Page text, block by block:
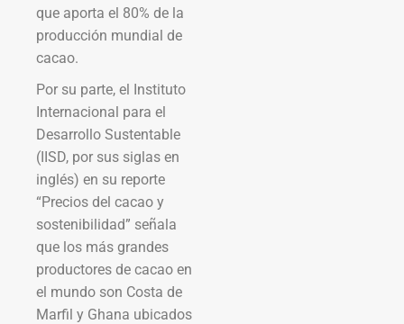
que aporta el 80% de la
producción mundial de
cacao.
Por su parte, el Instituto
Internacional para el
Desarrollo Sustentable
(IISD, por sus siglas en
inglés) en su reporte
“Precios del cacao y
sostenibilidad” señala
que los más grandes
productores de cacao en
el mundo son Costa de
Marfil y Ghana ubicados